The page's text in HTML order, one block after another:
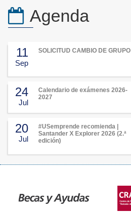
Agenda
11
Sep
SOLICITUD CAMBIO DE GRUPO
24
Jul
Calendario de exámenes 2026-
2027
20
Jul
#USemprende recomienda |
Santander X Explorer 2026 (2.ª
edición)